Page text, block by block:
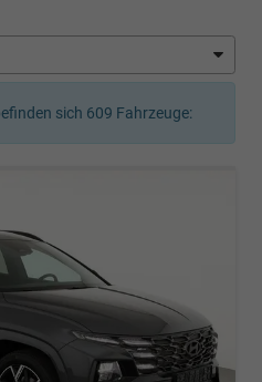
sich 609 Fahrzeuge: